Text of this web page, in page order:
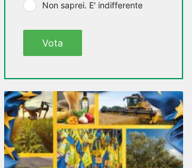
Non saprei. E' indifferente
Vota